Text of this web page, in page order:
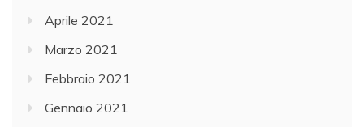
Aprile 2021
Marzo 2021
Febbraio 2021
Gennaio 2021